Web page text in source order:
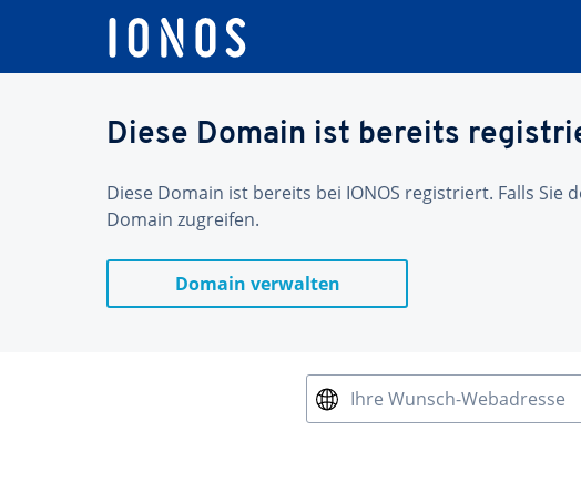
Diese Domain ist bereits
Diese Domain ist bereits bei IONOS registriert. Falls
Domain zugreifen.
Domain verwalten
Ihre Wunsch-Webadresse